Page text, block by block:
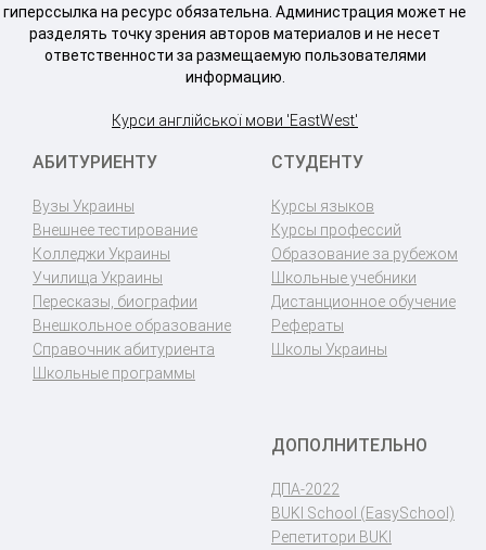
гиперссылка на ресурс обязательна. Администрация может не
разделять точку зрения авторов материалов и не несет
ответственности за размещаемую пользователями
информацию.
Курси англійської мови 'EastWest'
АБИТУРИЕНТУ
Вузы Украины
Внешнее тестирование
Колледжи Украины
Училища Украины
Пересказы, биографии
Внешкольное образование
Справочник абитуриента
Школьные программы
СТУДЕНТУ
Курсы языков
Курсы профессий
Образование за рубежом
Школьные учебники
Дистанционное обучение
Рефераты
Школы Украины
ДОПОЛНИТЕЛЬНО
ДПА-2022
BUKI School (EasySchool)
Репетитори BUKI